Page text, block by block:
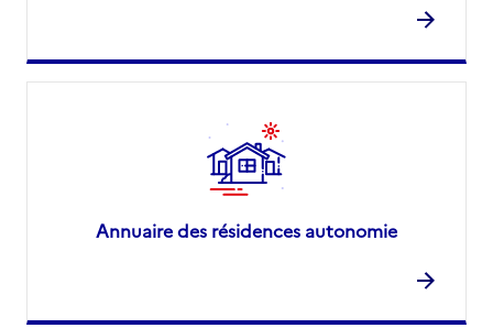
Annuaire des résidences autonomie